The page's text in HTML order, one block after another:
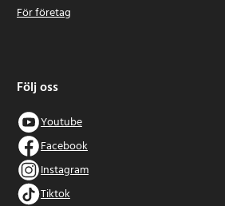
För företag
Följ oss
Youtube
Facebook
Instagram
Tiktok